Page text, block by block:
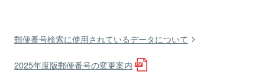
郵便番号検索に使用されているデータについて
2025年度版郵便番号の変更案内